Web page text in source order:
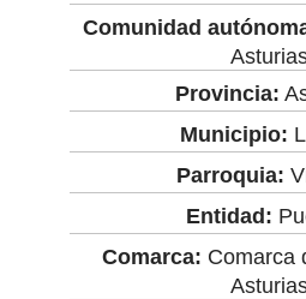
Comunidad
Provincia:
Municipio:
Parroquia:
Entidad:
Comarca: Comarca